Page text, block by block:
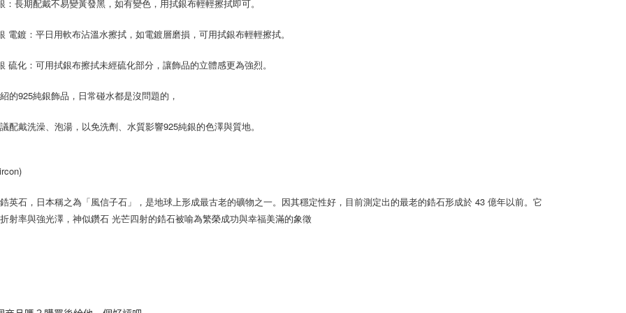
：長期配戴不易變黃發黑，如有變色，用拭銀布輕輕擦拭即可。
電鍍：平日用軟布沾溫水擦拭，如電鍍層磨損，可用拭銀布輕輕擦拭。
硫化：可用拭銀布擦拭未經硫化部分，讓飾品的立體感更為強烈。
的925純銀飾品，日常碰水都是沒問題的，
配戴洗澡、泡湯，以免洗劑、水質影響925純銀的色澤與質地。
英石，日本稱之為「風信子石」，是地球上形成最古老的礦物之一。因其穩定性好，目前測定出的最老的鋯石形成於 43 億年以前。它
射率與強光澤，神似鑽石 光芒四射的鋯石被喻為繁榮成功與幸福美滿的象徵